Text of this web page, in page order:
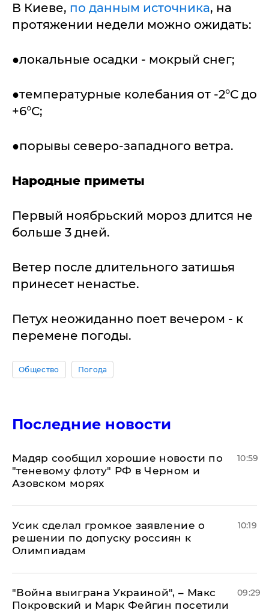
В Киеве, по данным источника, на
протяжении недели можно ожидать:
●локальные осадки - мокрый снег;
●температурные колебания от -2°С до
+6°С;
●порывы северо-западного ветра.
Народные приметы
Первый ноябрьский мороз длится не
больше 3 дней.
Ветер после длительного затишья
принесет ненастье.
Петух неожиданно поет вечером - к
перемене погоды.
Общество Погода
Последние новости
Мадяр сообщил хорошие новости по
"теневому флоту" РФ в Черном и
Азовском морях
10:59
Усик сделал громкое заявление о
решении по допуску россиян к
Олимпиадам
10:19
"Война выиграна Украиной", – Макс
Покровский и Марк Фейгин посетили
09:29